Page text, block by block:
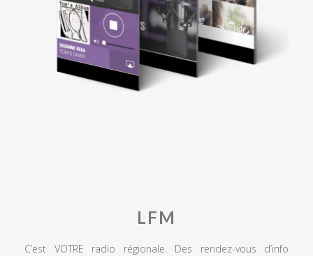
LFM
C’est VOTRE radio régionale. Des rendez-vous d’info